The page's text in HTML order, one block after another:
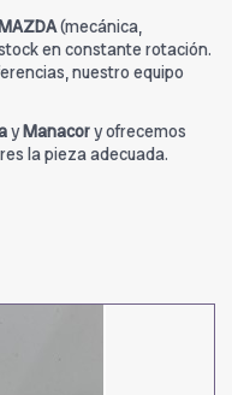
(mecánica,
en constante rotación.
nuestro equipo
yManacory ofrecemos
la pieza adecuada.